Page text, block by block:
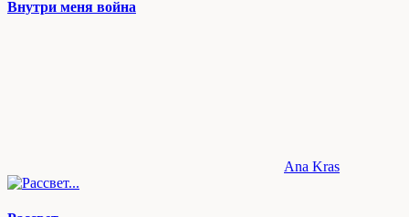
Внутри меня война
Ana Kras